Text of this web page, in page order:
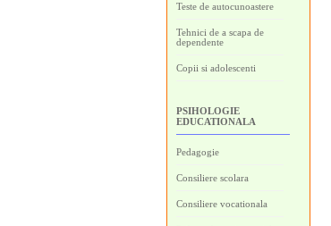
Teste de autocunoastere
Tehnici de a scapa de
dependente
Copii si adolescenti
PSIHOLOGIE
EDUCATIONALA
Pedagogie
Consiliere scolara
Consiliere vocationala